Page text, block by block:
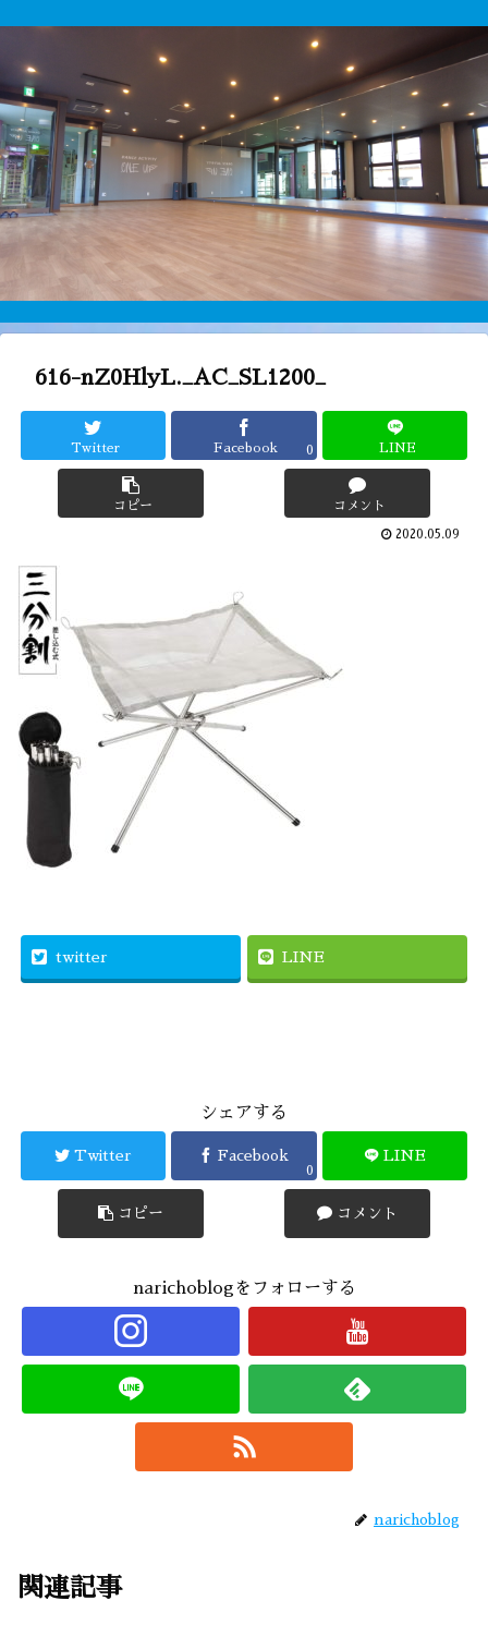
616-nZ0HlyL._AC_SL1200_
Twitter Facebook 0 LINE
コピー コメント
2020.05.09
twitter LINE
シェアする
Twitter Facebook
0
LINE
コピー コメント
narichoblogをフォローする
narichoblog
関連記事